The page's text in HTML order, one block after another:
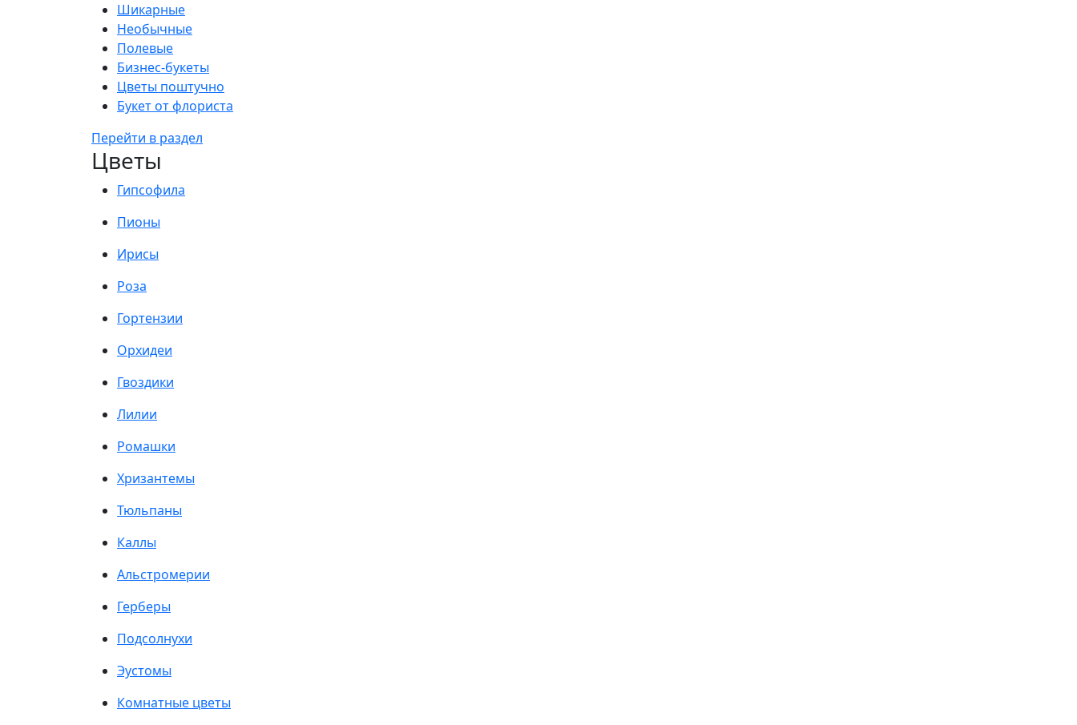
Шикарные
Необычные
Полевые
Бизнес-букеты
Цветы поштучно
Букет от флориста
Перейти в раздел
Цветы
Гипсофила
Пионы
Ирисы
Роза
Гортензии
Орхидеи
Гвоздики
Лилии
Ромашки
Хризантемы
Тюльпаны
Каллы
Альстромерии
Герберы
Подсолнухи
Эустомы
Комнатные цветы